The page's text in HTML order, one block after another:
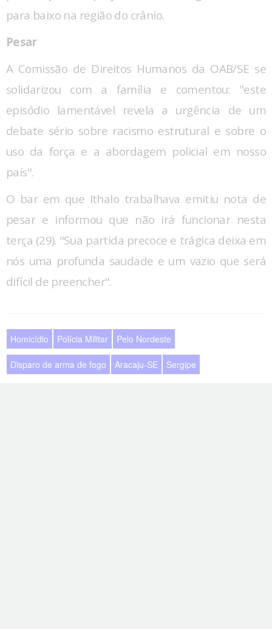
para baixo na região do crânio.
Pesar
A Comissão de Direitos Humanos da OAB/SE se
solidarizou com a família e comentou: "este
episódio lamentável revela a urgência de um
debate sério sobre racismo estrutural e sobre o
uso da força e a abordagem policial em nosso
país".
O bar em que Ithalo trabalhava emitiu nota de
pesar e informou que não irá funcionar nesta
terça (29). "Sua partida precoce e trágica deixa em
nós uma profunda saudade e um vazio que será
difícil de preencher".
Homicídio Polícia Militar Pelo Nordeste
Disparo de arma de fogo Aracaju-SE Sergipe